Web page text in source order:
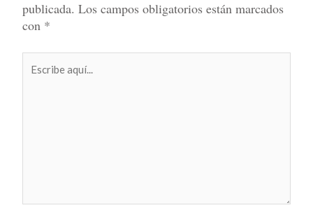
publicada. Los campos obligatorios están marcados
con *
aquí...